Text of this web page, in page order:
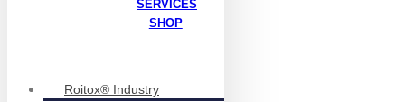
SERVICES
SHOP
Roitox® Industry